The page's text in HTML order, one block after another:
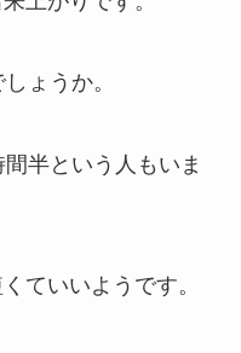
ょうか。
半という人もいま
ていいようです。